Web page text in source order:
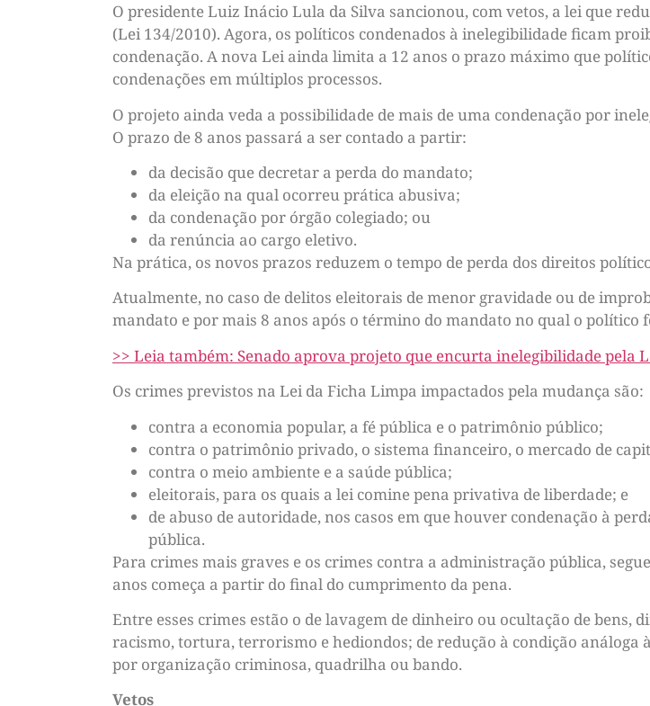
O presidente Luiz Inácio Lula da Silva sancionou, com vetos, a lei que
(Lei 134/2010). Agora, os políticos condenados à inelegibilidade ficam
condenação. A nova Lei ainda limita a 12 anos o prazo máximo que
condenações em múltiplos processos.
O projeto ainda veda a possibilidade de mais de uma condenação por
O prazo de 8 anos passará a ser contado a partir:
da decisão que decretar a perda do mandato;
da eleição na qual ocorreu prática abusiva;
da condenação por órgão colegiado; ou
da renúncia ao cargo eletivo.
Na prática, os novos prazos reduzem o tempo de perda dos direitos
Atualmente, no caso de delitos eleitorais de menor gravidade ou de
mandato e por mais 8 anos após o término do mandato no qual o político
>> Leia também: Senado aprova projeto que encurta inelegibilidade pela
Os crimes previstos na Lei da Ficha Limpa impactados pela mudança são:
contra a economia popular, a fé pública e o patrimônio público;
contra o patrimônio privado, o sistema financeiro, o mercado de
contra o meio ambiente e a saúde pública;
eleitorais, para os quais a lei comine pena privativa de liberdade; e
de abuso de autoridade, nos casos em que houver condenação à
pública.
Para crimes mais graves e os crimes contra a administração pública,
anos começa a partir do final do cumprimento da pena.
Entre esses crimes estão o de lavagem de dinheiro ou ocultação de bens,
racismo, tortura, terrorismo e hediondos; de redução à condição análoga
por organização criminosa, quadrilha ou bando.
Vetos